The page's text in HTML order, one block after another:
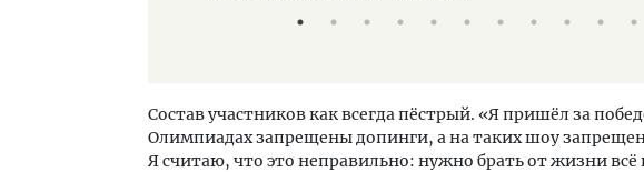
Состав участников как всегда пёстрый. «Я пришёл за
Олимпиадах запрещены допинги, а на таких шоу
Я считаю, что это неправильно: нужно брать от жизни